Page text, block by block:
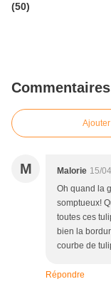
(50)
Commentaires
M Malorie 15/
Oh quand la
somptueux!
toutes ces
bien la
courbe de
Répondre